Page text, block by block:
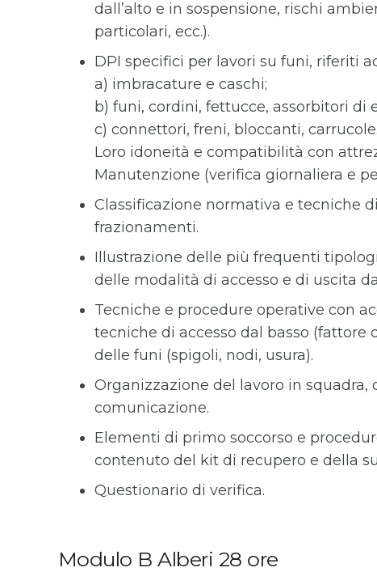
dall’alto e in sospensione, rischi
particolari, ecc.).
DPI specifici per lavori su funi, riferiti
a) imbracature e caschi;
b) funi, cordini, fettucce, assorbitori di
c) connettori, freni, bloccanti, carrucole.
Loro idoneità e compatibilità con
Manutenzione (verifica giornaliera e
Classificazione normativa e tecniche
frazionamenti.
Illustrazione delle più frequenti
delle modalità di accesso e di uscita
Tecniche e procedure operative con
tecniche di accesso dal basso
delle funi (spigoli, nodi, usura).
Organizzazione del lavoro in
comunicazione.
Elementi di primo soccorso e
contenuto del kit di recupero e della
Questionario di verifica.
Modulo B Alberi 28 ore